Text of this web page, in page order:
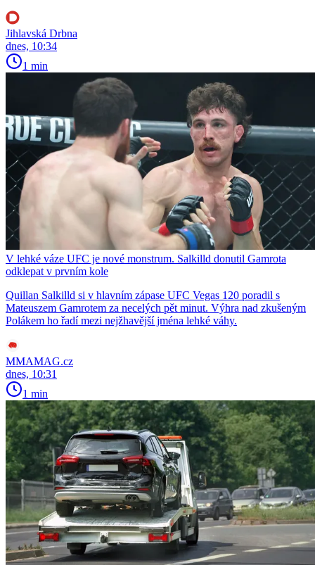
Jihlavská Drbna
dnes, 10:34
1 min
V lehké váze UFC je nové monstrum. Salkilld donutil Gamrota
odklepat v prvním kole
Quillan Salkilld si v hlavním zápase UFC Vegas 120 poradil s
Mateuszem Gamrotem za necelých pět minut. Výhra nad zkušeným
Polákem ho řadí mezi nejžhavější jména lehké váhy.
MMAMAG.cz
dnes, 10:31
1 min